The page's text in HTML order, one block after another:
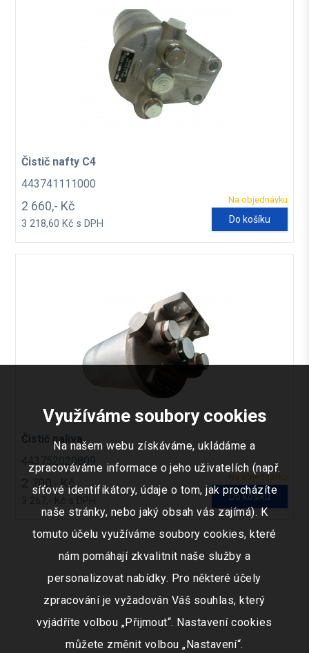
Čistič nafty C4
443741111000
Na objednávku
2 660,- Kč
3 218,60 Kč s DPH Do košíku
Čistič paliva
443752020809
Na objednávku
2 700,- Kč
3 267,- Kč s DPH Do košíku
Využíváme soubory cookies
Na našem webu získáváme, ukládáme a
zpracováváme informace o jeho uživatelích (např.
síťové identifikátory, údaje o tom, jak procházíte
naše stránky, nebo jaký obsah vás zajímá). K
tomuto účelu využíváme soubory cookies, které
nám pomáhají zkvalitnit naše služby a
personalizovat nabídky. Pro některé účely
zpracování je vyžadován Váš souhlas, který
vyjádříte volbou „Přijmout“. Nastavení cookies
můžete změnit volbou „Nastavení“.